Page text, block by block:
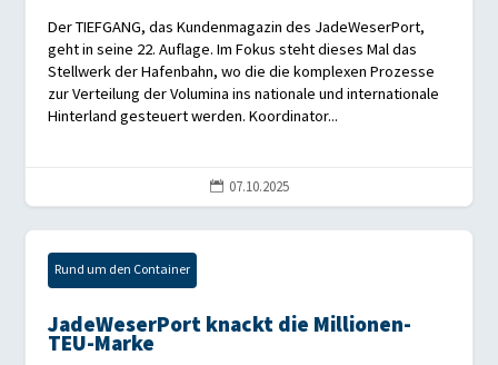
Der TIEFGANG, das Kundenmagazin des JadeWeserPort,
geht in seine 22. Auflage. Im Fokus steht dieses Mal das
Stellwerk der Hafenbahn, wo die die komplexen Prozesse
zur Verteilung der Volumina ins nationale und internationale
Hinterland gesteuert werden. Koordinator...
 07.10.2025
Rund um den Container
JadeWeserPort knackt die Millionen-
TEU-Marke